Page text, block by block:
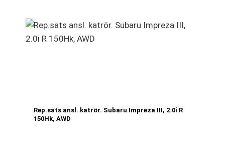
Rep.sats ansl. katrör. Subaru Impreza III, 2.0i R
150Hk, AWD